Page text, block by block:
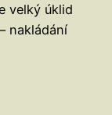
velký úklid
nakládání